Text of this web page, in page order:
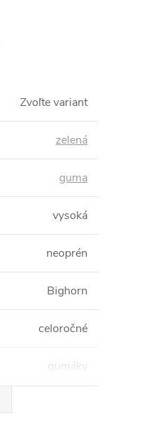
Zvoľte variant
zelená
guma
vysoká
neoprén
Bighorn
celoročné
gumáky